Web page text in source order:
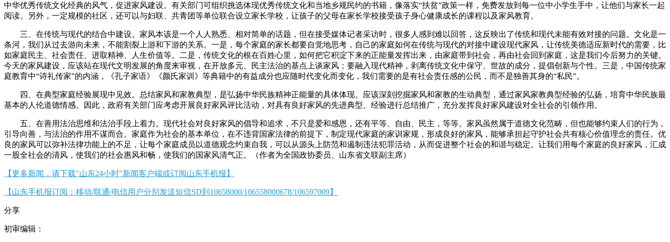
中华优秀传统文化经典的风气，促进家风建设。有关部门可组织挑选体现优秀传统文化和当地乡规民约的书籍，像落实“扶贫”政策一样，免费发放到每一位中小学生手中，让他们与家长一起
阅读。另外，一定规模的社区，还可以与妇联、共青团等单位联合设立家长学校，让孩子的父母在家长学校接受孩子身心健康成长的课程以及家风教育。
三、在传统与现代的结合中建设。家风本该是一个人人熟悉、相对简单的话题，但在接受媒体记者采访时，很多人感到难以回答，这反映出了传统和现代未能有效对接的问题。文化是一
条河，我们从过去游向未来，不能割裂上游和下游的关系。一是，每个家庭的家长都要自觉地思考，自己的家庭如何在传统与现代的对接中建设现代家风，让传统美德适应新时代的需要，比
如家庭民主、社会责任、进取精神、人生价值等。二是，传统文化的根在百姓心里，如何把它积淀下来的正能量发挥出来，由家庭带到社会，再由社会回到家庭，这是我们今后努力的关键。
今天的家风建设，应该站在现代文明发展的角度来审视，在开放多元、民主法治的基点上谈家风；要融入现代精神，剥离传统文化中保守、世故的成分，提倡创新与个性。三是，中国传统家
庭教育中“诗礼传家”的内涵，《孔子家语》《颜氏家训》等典籍中的有益成分也应随时代变化而变化，我们需要的是有社会责任感的公民，而不是独善其身的“私民”。
四、在典型家庭经验展现中见效。总结家风和家教典型，是弘扬中华民族精神正能量的具体体现。应该深刻挖掘家风和家教的生动典型，通过家风家教典型经验的弘扬，培育中华民族最
基本的人伦道德情感。因此，政府有关部门应考虑开展良好家风评比活动，对具有良好家风的先进典型、经验进行总结推广，充分发挥良好家风建设对全社会的引领作用。
五、在善用法治思维和法治手段上着力。现代社会对良好家风的倡导和追求，不只是爱和感恩，还有平等、自由、民主，等等。家风虽然属于道德文化范畴，但也能够约束人们的行为，
引导向善，与法治的作用不谋而合。家庭作为社会的基本单位，在不违背国家法律的前提下，制定现代家庭的家训家规，形成良好的家风，能够承担起守护社会共有核心价值理念的责任。优
良的家风可以弥补法律功能上的不足，让每个家庭成员以道德观念约束自我，可以从源头上防范和遏制违法犯罪活动，从而促进整个社会的和谐与稳定。让我们用每个家庭的良好家风，汇成
一股全社会的清风，使我们的社会惠风和畅，使我们的国家风清气正。（作者为全国政协委员、山东省文联副主席）
【更多新闻，请下载"山东24小时"新闻客户端或订阅山东手机报】
【山东手机报订阅：移动/联通/电信用户分别发送短信SD到10658000/106558000678/106597009】
分享
初审编辑：